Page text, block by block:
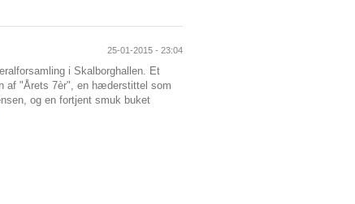
25-01-2015 - 23:04
i Skalborghallen. Et
af "Årets 7èr", en hæderstittel som
og en fortjent smuk buket